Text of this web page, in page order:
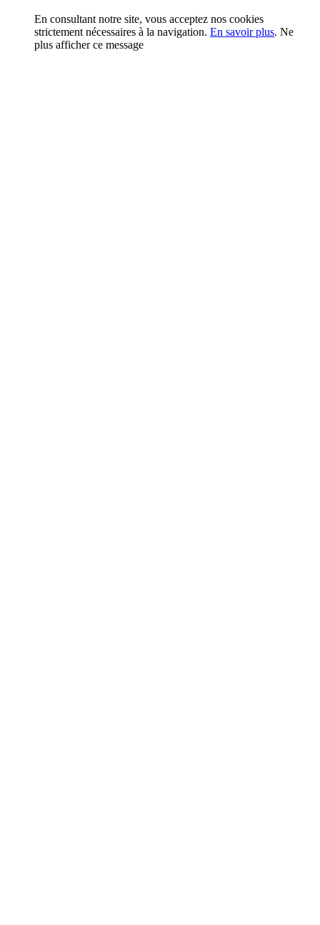
En consultant notre site, vous acceptez nos cookies
strictement nécessaires à la navigation. En savoir plus. Ne
plus afficher ce message